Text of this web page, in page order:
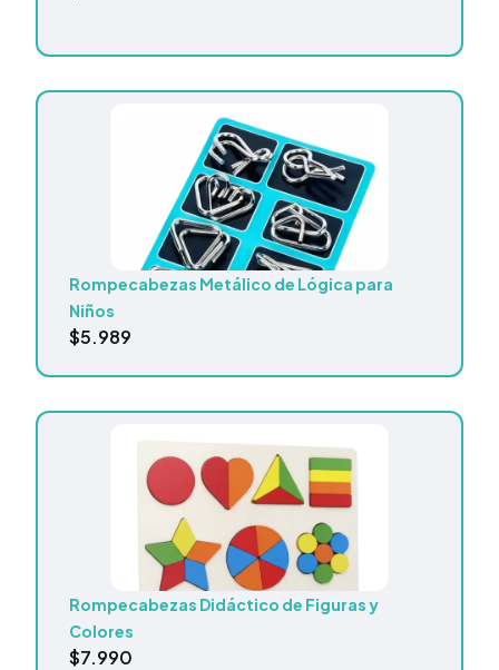
Rompecabezas Metálico de Lógica para
Niños
$5.989
Rompecabezas Didáctico de Figuras y
Colores
$7.990